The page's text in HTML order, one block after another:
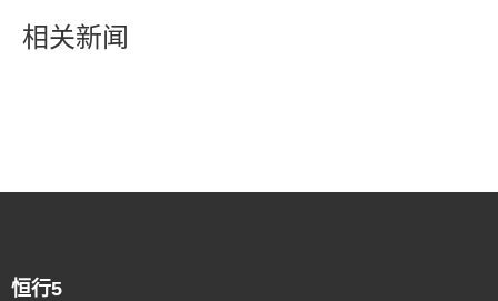
相关新闻
恒行5